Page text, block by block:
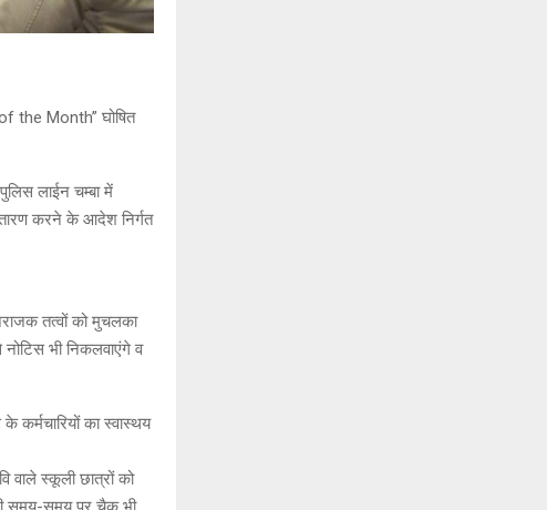
of the Month” घोषित
लाईन चम्बा में
करने के आदेश निर्गत
तत्वों को मुचलका
नोटिस भी निकलवाएंगे व
का स्वास्थय
वाले स्कूली छात्रों को